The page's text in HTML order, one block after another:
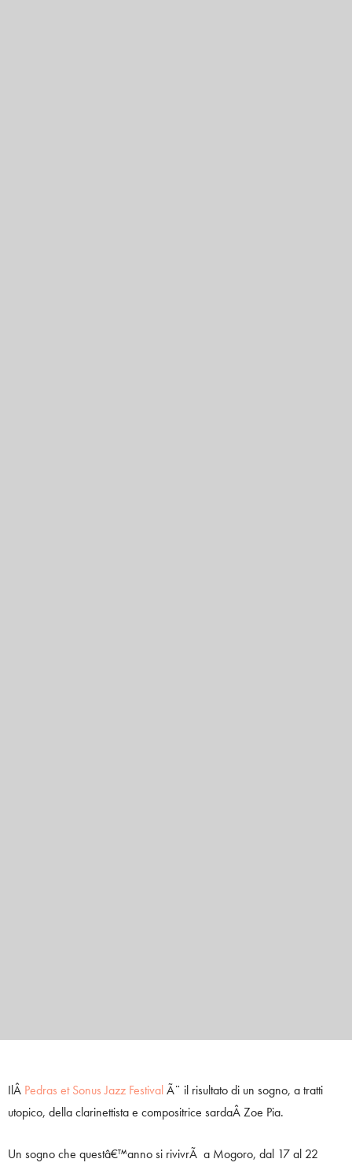
IlÂ Pedras et Sonus Jazz FestivalÃ¨ il risultato di un sogno, a tratti
utopico, della clarinettista e compositrice sardaÂ Zoe Pia.
Un sogno che questâ€™anno si rivivrÃ a Mogoro, dal 17 al 22